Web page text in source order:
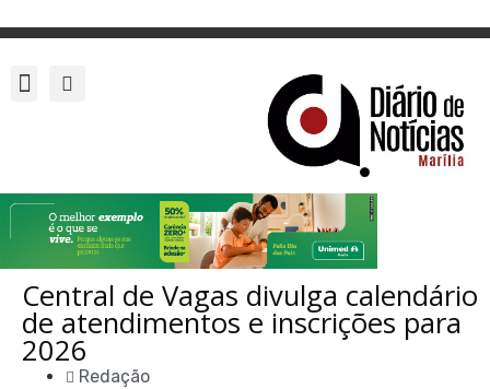
Central de Vagas divulga calendário
de atendimentos e inscrições para
2026
Redação